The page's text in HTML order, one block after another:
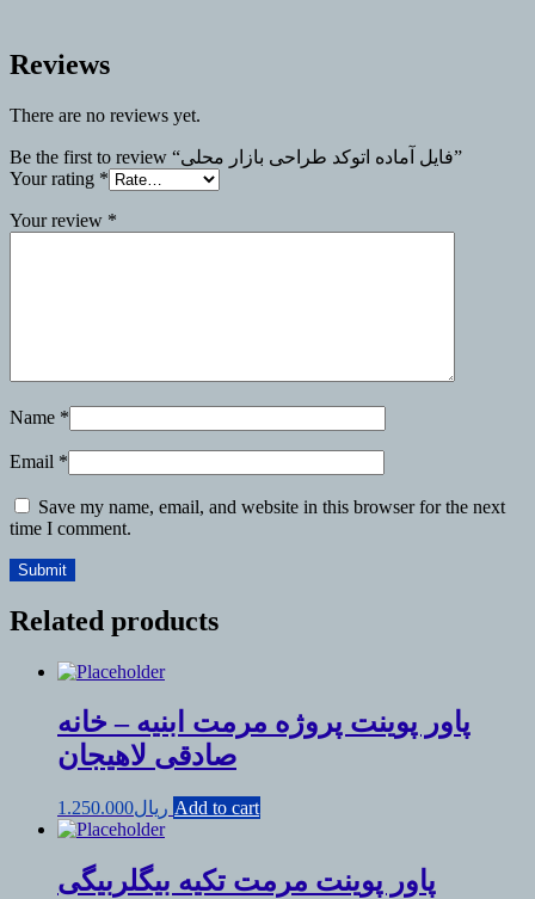
Reviews
There are no reviews yet.
Be the first to review “فایل آماده اتوکد طراحی بازار محلی”
Your rating *
Your review *
Name *
Email *
Save my name, email, and website in this browser for the next
time I comment.
Related products
پاور پوینت پروژه مرمت ابنیه – خانه
صادقی لاهیجان
ریال1.250.000 Add to cart
پاور پوینت مرمت تکیه بیگلربیگی